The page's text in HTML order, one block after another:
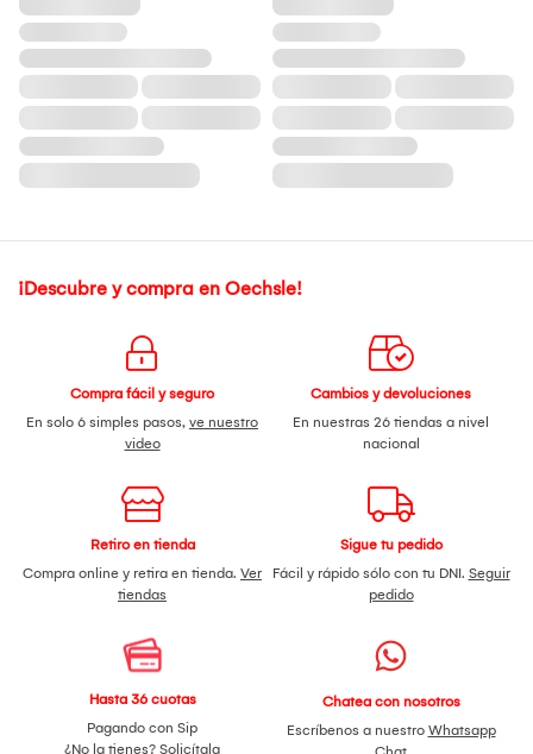
¡Descubre y compra en Oechsle!
Compra fácil y seguro
En solo 6 simples pasos, ve nuestro
video
Cambios y devoluciones
En nuestras 26 tiendas a nivel
nacional
Retiro en tienda
Compra online y retira en tienda. Ver
tiendas
Sigue tu pedido
Fácil y rápido sólo con tu DNI. Seguir
pedido
Hasta 36 cuotas
Pagando con Sip
¿No la tienes? Solicítala
Chatea con nosotros
Escríbenos a nuestro Whatsapp